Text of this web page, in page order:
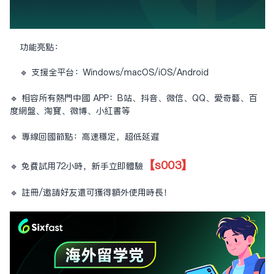
功能亮點：
🔹 支援全平台：Windows/macOS/iOS/Android
🔹 相容所有熱門中國 APP：B站、抖音、微信、QQ、愛奇藝、百
度網盤、淘寶、微博、小紅書等
🔹 專線回國節點：高速穩定，超低延遲
🔹 免費試用72小時，新手立即體驗 【s003】
🔹 註冊/邀請好友還可獲得額外使用時長！